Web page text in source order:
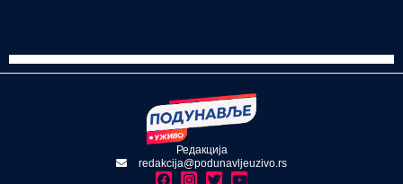
Редакција
redakcija@podunavljeuzivo.rs